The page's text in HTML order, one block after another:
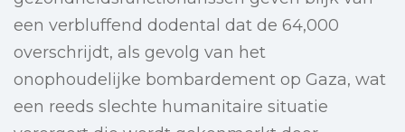
een verbluffend dodental dat de 64,000
overschrijdt, als gevolg van het
onophoudelijke bombardement op Gaza, wat
een reeds slechte humanitaire situatie